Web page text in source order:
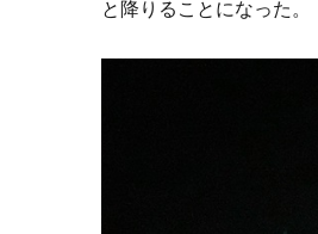
と降りることになった。